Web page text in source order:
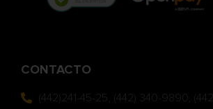
CONTACTO
(442)241-45-25, (442) 340-9890,